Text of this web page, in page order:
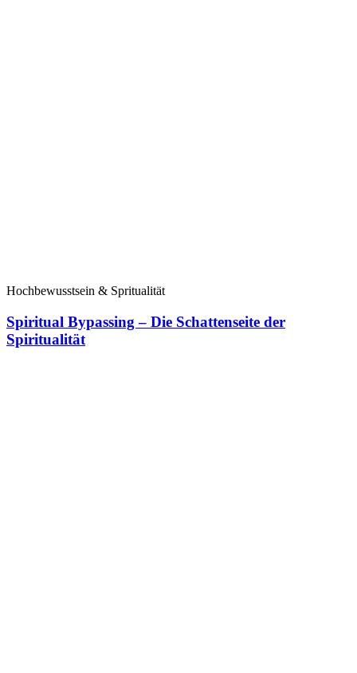
Hochbewusstsein & Spritualität
Spiritual Bypassing – Die Schattenseite der
Spiritualität